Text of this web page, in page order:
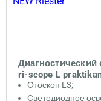
ri-scope L
Отоскоп L3;
Светодиодное